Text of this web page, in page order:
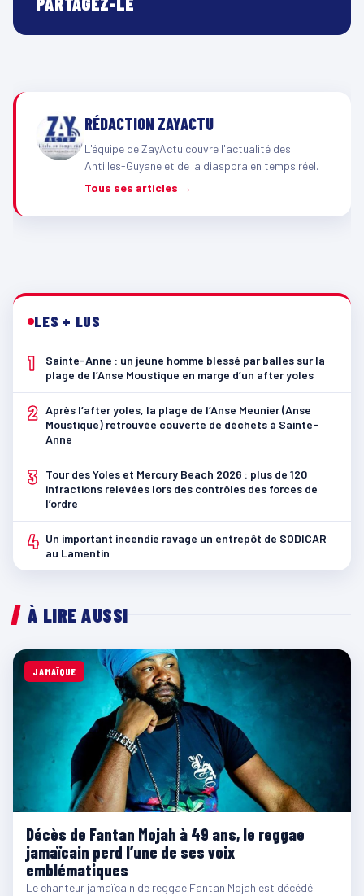
RÉDACTION ZAYACTU
L'équipe de ZayActu couvre l'actualité des
Antilles-Guyane et de la diaspora en temps réel.
Tous ses articles →
LES + LUS
1
Sainte-Anne : un jeune homme blessé par balles sur la
plage de l’Anse Moustique en marge d’un after yoles
2 Après l’after yoles, la plage de l’Anse Meunier (Anse
Moustique) retrouvée couverte de déchets à Sainte-
Anne
3
Tour des Yoles et Mercury Beach 2026 : plus de 120
infractions relevées lors des contrôles des forces de
l’ordre
4 Un important incendie ravage un entrepôt de SODICAR
au Lamentin
À LIRE AUSSI
JAMAÏQUE
Décès de Fantan Mojah à 49 ans, le reggae
jamaïcain perd l’une de ses voix
emblématiques
Le chanteur jamaïcain de reggae Fantan Mojah est décédé